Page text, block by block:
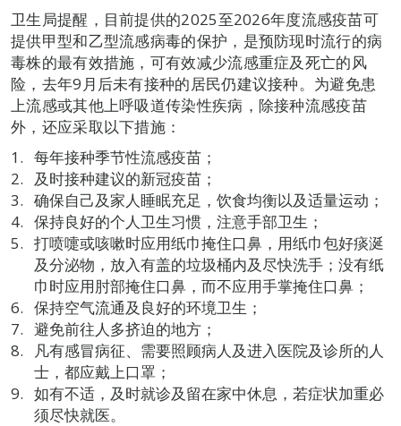
卫生局提醒，目前提供的2025至2026年度流感疫苗可
提供甲型和乙型流感病毒的保护，是预防现时流行的病
毒株的最有效措施，可有效减少流感重症及死亡的风
险，去年9月后未有接种的居民仍建议接种。为避免患
上流感或其他上呼吸道传染性疾病，除接种流感疫苗
外，还应采取以下措施：
每年接种季节性流感疫苗；
及时接种建议的新冠疫苗；
确保自己及家人睡眠充足，饮食均衡以及适量运动；
保持良好的个人卫生习惯，注意手部卫生；
打喷嚏或咳嗽时应用纸巾掩住口鼻，用纸巾包好痰涎
及分泌物，放入有盖的垃圾桶内及尽快洗手；没有纸
巾时应用肘部掩住口鼻，而不应用手掌掩住口鼻；
保持空气流通及良好的环境卫生；
避免前往人多挤迫的地方；
凡有感冒病征、需要照顾病人及进入医院及诊所的人
士，都应戴上口罩；
如有不适，及时就诊及留在家中休息，若症状加重必
须尽快就医。